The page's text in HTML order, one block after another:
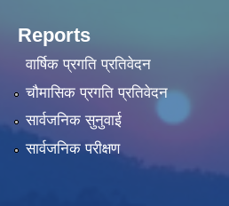
Reports
वार्षिक प्रगति प्रतिवेदन
चौमासिक प्रगति प्रतिवेदन
सार्वजनिक सुनुवाई
सार्वजनिक परीक्षण